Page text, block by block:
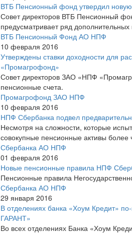
ВТБ Пенсионный фонд утвердил
Совет директоров ВТБ Пенсионный
предусматривает ряд
ВТБ Пенсионный Фонд АО НПФ
10 февраля 2016
Утверждены ставки доходности для
«Промагрофонд»
Совет директоров ЗАО «НПФ
пенсионные счета.
Промагрофонд ЗАО НПФ
10 февраля 2016
НПФ Сбербанка подвел
Несмотря на сложности, которые
совокупные пенсионные активы
Сбербанка АО НПФ
01 февраля 2016
Новые пенсионные правила НПФ
Пенсионные правила
Сбербанка АО НПФ
29 января 2016
В отделениях банка «Хоум Кредит»
ГАРАНТ»
Во всех отделениях Банка «Хоум